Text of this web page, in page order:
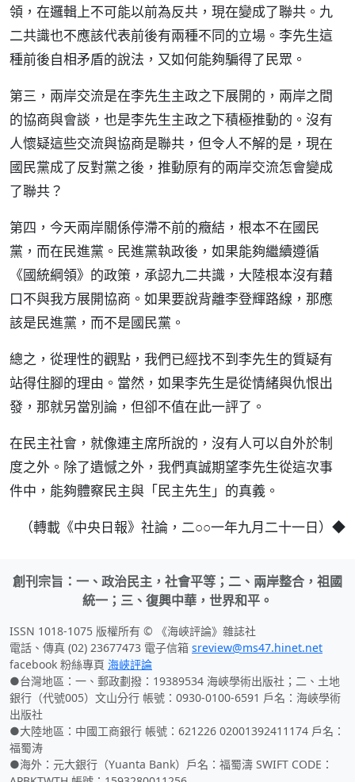
領，在邏輯上不可能以前為反共，現在變成了聯共。九
二共識也不應該代表前後有兩種不同的立場。李先生這
種前後自相矛盾的說法，又如何能夠騙得了民眾。
第三，兩岸交流是在李先生主政之下展開的，兩岸之間
的協商與會談，也是李先生主政之下積極推動的。沒有
人懷疑這些交流與協商是聯共，但令人不解的是，現在
國民黨成了反對黨之後，推動原有的兩岸交流怎會變成
了聯共？
第四，今天兩岸關係停滯不前的癥結，根本不在國民
黨，而在民進黨。民進黨執政後，如果能夠繼續遵循
《國統綱領》的政策，承認九二共識，大陸根本沒有藉
口不與我方展開協商。如果要說背離李登輝路線，那應
該是民進黨，而不是國民黨。
總之，從理性的觀點，我們已經找不到李先生的質疑有
站得住腳的理由。當然，如果李先生是從情緒與仇恨出
發，那就另當別論，但卻不值在此一評了。
在民主社會，就像連主席所說的，沒有人可以自外於制
度之外。除了遺憾之外，我們真誠期望李先生從這次事
件中，能夠體察民主與「民主先生」的真義。
（轉載《中央日報》社論，二○○一年九月二十一日）◆
創刊宗旨：一、政治民主，社會平等；二、兩岸整合，祖國
統一；三、復興中華，世界和平。
ISSN 1018-1075 版權所有 © 《海峽評論》雜誌社
電話、傳真 (02) 23677473 電子信箱 sreview@ms47.hinet.net
facebook 粉絲專頁 海峽評論
●台灣地區：一、郵政劃撥：19389534 海峽學術出版社；二、土地
銀行（代號005）文山分行 帳號：0930-0100-6591 戶名：海峽學術
出版社
●大陸地區：中國工商銀行 帳號：621226 02001392411174 戶名：
福蜀涛
●海外：元大銀行（Yuanta Bank）戶名：福蜀濤 SWIFT CODE：